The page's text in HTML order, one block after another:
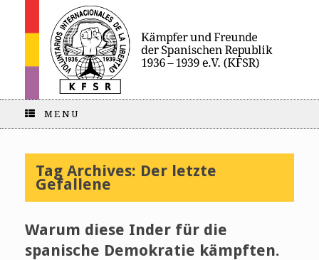
MENU
Tag Archives: Der letzte
Gefallene
Warum diese Inder für die
spanische Demokratie kämpften.